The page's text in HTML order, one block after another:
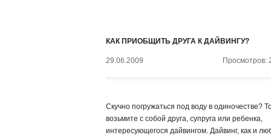
КАК ПРИОБЩИТЬ ДРУГА К ДАЙВИНГУ?
29.06.2009 Просмотров:
Скучно погружаться под воду в одиночестве?
возьмите с собой друга, супруга или ребенка,
интересующегося дайвингом. Дайвинг, как и